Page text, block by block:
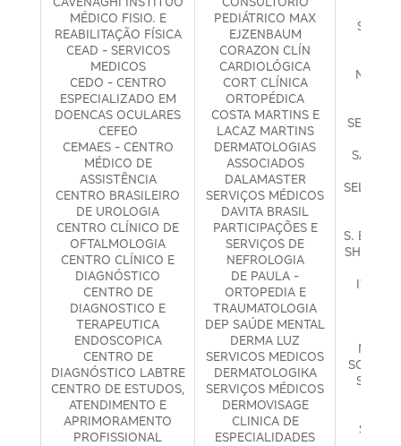
MÉDICO FISIO. E
REABILITAÇÃO FÍSICA
CEAD - SERVICOS
MEDICOS
CEDO - CENTRO
ESPECIALIZADO EM
DOENCAS OCULARES
CEFEO
CEMAES - CENTRO
MÉDICO DE
ASSISTÊNCIA
CENTRO BRASILEIRO
DE UROLOGIA
CENTRO CLÍNICO DE
OFTALMOLOGIA
CENTRO CLÍNICO E
DIAGNÓSTICO
CENTRO DE
DIAGNOSTICO E
TERAPEUTICA
ENDOSCOPICA
CENTRO DE
DIAGNÓSTICO LABTRE
CENTRO DE ESTUDOS,
ATENDIMENTO E
APRIMORAMENTO
PROFISSIONAL
PEDIÁTRICO MAX
EJZENBAUM
CORAZON CLÍN
CARDIOLÓGICA
CORT CLÍNICA
ORTOPÉDICA
COSTA MARTINS E
LACAZ MARTINS
DERMATOLOGIAS
ASSOCIADOS
DALAMASTER
SERVIÇOS MÉDICOS
DAVITA BRASIL
PARTICIPAÇÕES E
SERVIÇOS DE
NEFROLOGIA
DE PAULA -
ORTOPEDIA E
TRAUMATOLOGIA
DEP SAÚDE MENTAL
DERMA LUZ
SERVICOS MEDICOS
DERMATOLOGIKA
SERVIÇOS MÉDICOS
DERMOVISAGE
CLINICA DE
ESPECIALIDADES
SÃO
S. E T.
SOL
SO